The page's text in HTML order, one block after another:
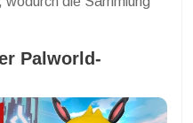
Palworld-